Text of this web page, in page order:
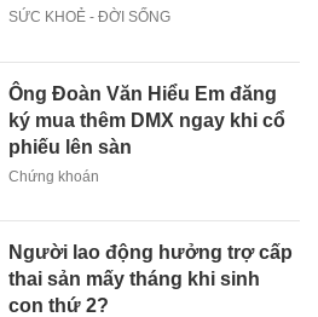
SỨC KHOẺ - ĐỜI SỐNG
Ông Đoàn Văn Hiểu Em đăng
ký mua thêm DMX ngay khi cổ
phiếu lên sàn
Chứng khoán
Người lao động hưởng trợ cấp
thai sản mấy tháng khi sinh
con thứ 2?